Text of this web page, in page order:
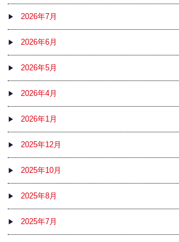
2026年7月
2026年6月
2026年5月
2026年4月
2026年1月
2025年12月
2025年10月
2025年8月
2025年7月